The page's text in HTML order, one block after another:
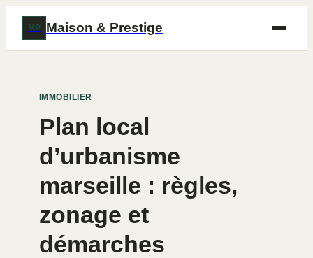
MP Maison & Prestige
IMMOBILIER
Plan local
d’urbanisme
marseille : règles,
zonage et
démarches